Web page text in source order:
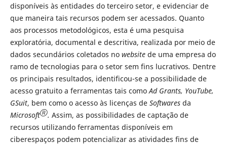
disponíveis às entidades do terceiro setor, e evidenciar de
que maneira tais recursos podem ser acessados. Quanto
aos processos metodológicos, esta é uma pesquisa
exploratória, documental e descritiva, realizada por meio de
dados secundários coletados no websitede uma empresa do
ramo de tecnologias para o setor sem fins lucrativos. Dentre
os principais resultados, identificou-se a possibilidade de
acesso gratuito a ferramentas tais como Ad Grants, YouTube,
GSuit, bem como o acesso às licenças de Softwaresda
MicrosoftⓇ. Assim, as possibilidades de captação de
recursos utilizando ferramentas disponíveis em
ciberespaços podem potencializar as atividades fins de